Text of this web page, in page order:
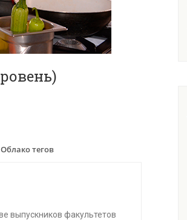
Облако тегов
выпускников факультетов